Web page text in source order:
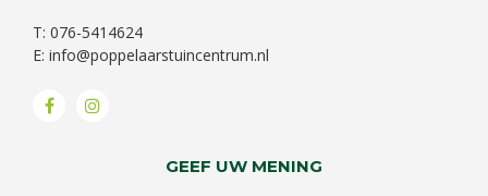
T: 076-5414624
E: info@poppelaarstuincentrum.nl
GEEF UW MENING